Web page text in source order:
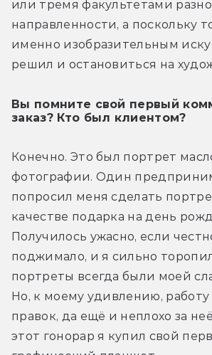
или тремя факультетами
направленности, а поскольку
именно изобразительным
решил и остановиться на
Вы помните свой первый
заказ? Кто был клиентом?
Конечно. Это был портрет
фотографии. Один
попросил меня сделать
качестве подарка на день
Получилось ужасно, если
поджимало, и я сильно
портреты всегда были моей
Но, к моему удивлению,
правок, да ещё и неплохо за
этот гонорар я купил свой